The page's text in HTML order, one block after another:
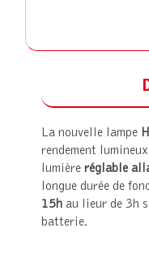
La nouvelle lampe
rendement
lumière réglable
longue durée de
15h au lieur de 3h
batterie.